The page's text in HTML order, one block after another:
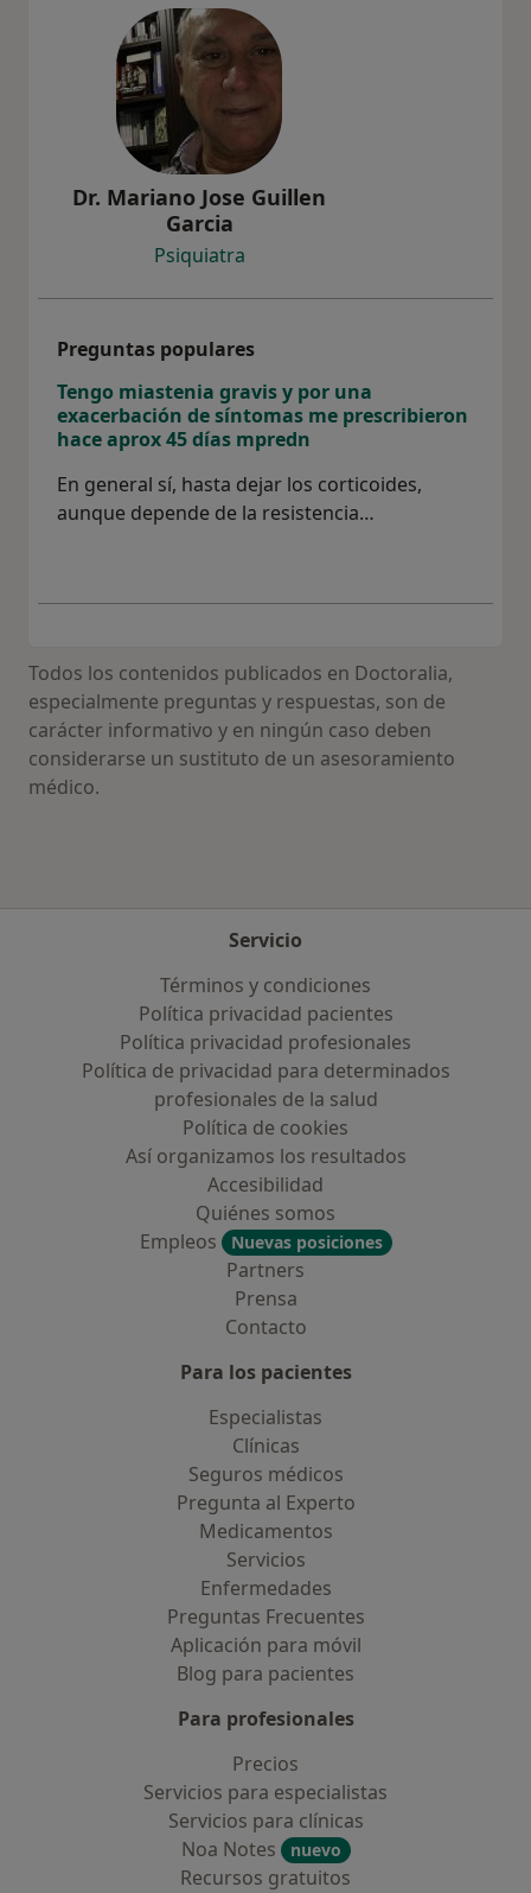
Dr. Mariano Jose Guillen
Garcia
Psiquiatra
Preguntas populares
Tengo miastenia gravis y por una
exacerbación de síntomas me prescribieron
hace aprox 45 días mpredn
En general sí, hasta dejar los corticoides,
aunque depende de la resistencia…
Todos los contenidos publicados en Doctoralia,
especialmente preguntas y respuestas, son de
carácter informativo y en ningún caso deben
considerarse un sustituto de un asesoramiento
médico.
Servicio
Términos y condiciones
Política privacidad pacientes
Política privacidad profesionales
Política de privacidad para determinados
profesionales de la salud
Política de cookies
Así organizamos los resultados
Accesibilidad
Quiénes somos
Empleos
Nuevas posiciones
Partners
Prensa
Contacto
Para los pacientes
Especialistas
Clínicas
Seguros médicos
Pregunta al Experto
Medicamentos
Servicios
Enfermedades
Preguntas Frecuentes
Aplicación para móvil
Blog para pacientes
Para profesionales
Precios
Servicios para especialistas
Servicios para clínicas
Noa Notes
nuevo
Recursos gratuitos